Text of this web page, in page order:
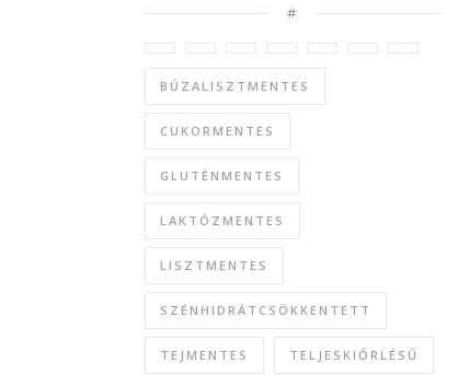
#
BÚZALISZTMENTES
CUKORMENTES
GLUTÉNMENTES
LAKTÓZMENTES
LISZTMENTES
SZÉNHIDRÁTCSÖKKENTETT
TEJMENTES TELJESKIŐRLÉSŰ